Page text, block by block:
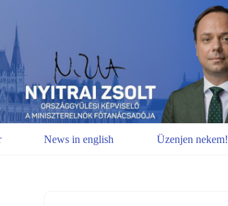
News in english Üzenjen nekem!